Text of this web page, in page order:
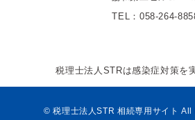
TEL：058-264-
税理士法人STRは感染症対策を
© 税理士法人STR 相続専用サイト